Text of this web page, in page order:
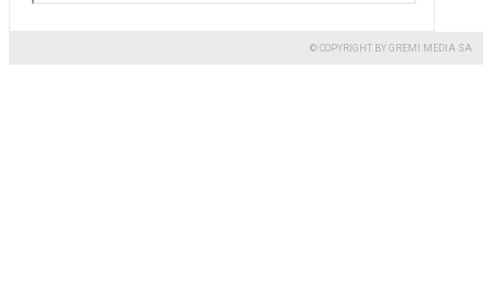
© COPYRIGHT BY GREMI MEDIA SA